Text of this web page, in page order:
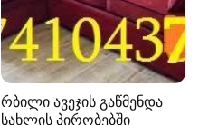
რბილი ავეჯის გაწმენდა
სახლის პირობებში